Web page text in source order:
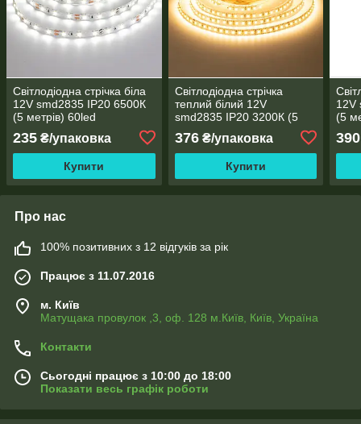
Світлодіодна стрічка біла
12V smd2835 ІР20 6500К
(5 метрів) 60led
235 ₴/упаковка
Купити
Світлодіодна стрічка
теплий білий 12V
smd2835 ІР20 3200К (5
негерметична
376₴/упаковка
Купити
12V
(5
390
Про нас
100% позитивних з 12 відгуків за рік
Працює з 11.07.2016
м. Київ
Матущака провулок ,3, оф. 128 м.Київ, Київ, Україна
Контакти
Сьогодні працює з 10:00 до 18:00
Показати весь графік роботи